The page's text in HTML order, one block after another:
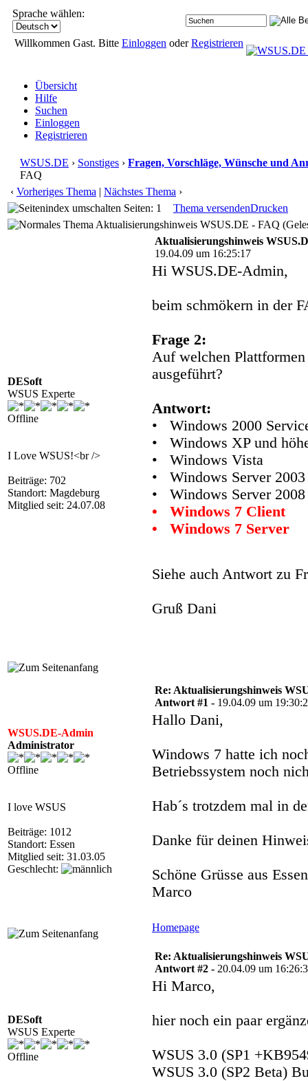
Sprache wählen:
Willkommen Gast. Bitte Einloggen oderRegistrieren
Übersicht
Hilfe
Suchen
Einloggen
Registrieren
WSUS.DE › Sonstiges › Fragen, Vorschläge, Wünsche und
FAQ
‹ Vorheriges Thema | Nächstes Thema ›
Seiten: 1
Thema versendenDrucken
Aktualisierungshinweis WSUS.DE - FAQ
DESoft
WSUS Experte
Offline
I Love WSUS!<br />
Beiträge: 702
Standort: Magdeburg
Mitglied seit: 24.07.08
Aktualisierungshinweis
19.04.09 um 16:25:17
Hi WSUS.DE-Admin,
beim schmökern in der
Frage 2:
Auf welchen
ausgeführt?
Antwort:
• Windows 2000
• Windows XP und
• Windows Vista
• Windows Server 2003
• Windows Server 2008
• Windows 7 Client
• Windows 7 Server
Siehe auch Antwort zu
Gruß Dani
WSUS.DE-Admin
Administrator
Offline
I love WSUS
Beiträge: 1012
Standort: Essen
Mitglied seit: 31.03.05
Geschlecht:
Re: Aktualisierungshinweis
Antwort #1 - 19.04.09 um
Hallo Dani,
Windows 7 hatte ich
Betriebssystem noch
Hab´s trotzdem mal in
Danke für deinen
Schöne Grüsse aus
Marco
Homepage
DESoft
WSUS Experte
Offline
Re: Aktualisierungshinweis
Antwort #2 - 20.04.09 um
Hi Marco,
hier noch ein paar
WSUS 3.0 (SP1
WSUS 3.0 (SP2 Beta)